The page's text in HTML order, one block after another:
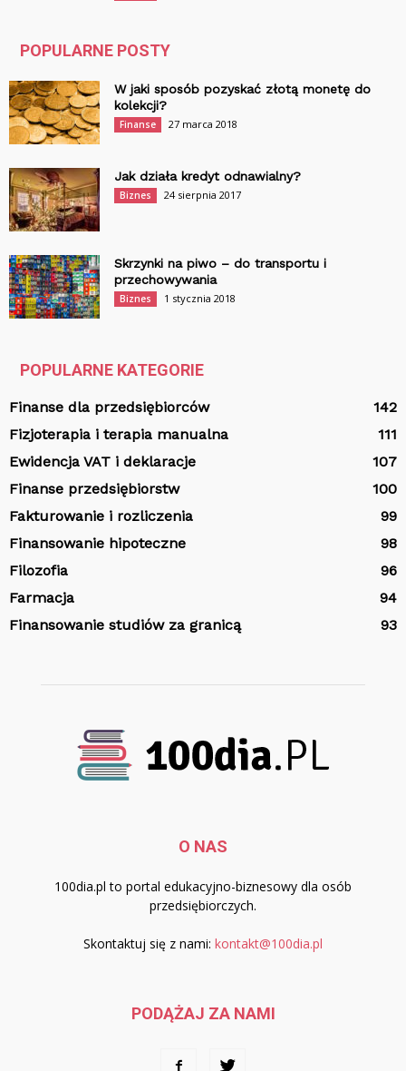
POPULARNE POSTY
W jaki sposób pozyskać złotą monetę do
kolekcji?
Finanse 27 marca 2018
Jak działa kredyt odnawialny?
Biznes 24 sierpnia 2017
Skrzynki na piwo – do transportu i
przechowywania
Biznes 1 stycznia 2018
POPULARNE KATEGORIE
Finanse dla przedsiębiorców
142
Fizjoterapia i terapia manualna
111
Ewidencja VAT i deklaracje
107
Finanse przedsiębiorstw
100
Fakturowanie i rozliczenia
99
Finansowanie hipoteczne
98
Filozofia
96
Farmacja
94
Finansowanie studiów za granicą
93
O NAS
100dia.pl to portal edukacyjno-biznesowy dla osób
przedsiębiorczych.
Skontaktuj się z nami: kontakt@100dia.pl
PODĄŻAJ ZA NAMI